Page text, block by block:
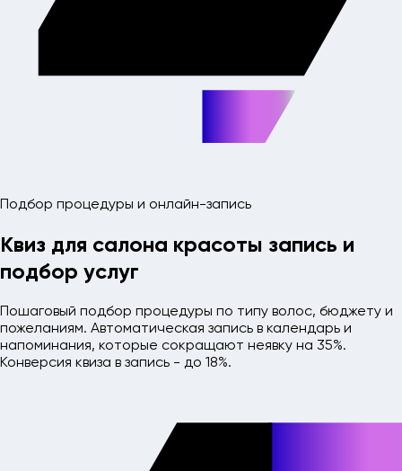
Подбор процедуры и онлайн-запись
Квиз для салона красоты запись и
подбор услуг
Пошаговый подбор процедуры по типу волос, бюджету и
пожеланиям. Автоматическая запись в календарь и
напоминания, которые сокращают неявку на 35%.
Конверсия квиза в запись - до 18%.